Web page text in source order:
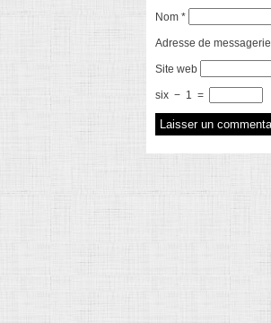
Nom *
Adresse de messagerie
Site web
six − 1 =